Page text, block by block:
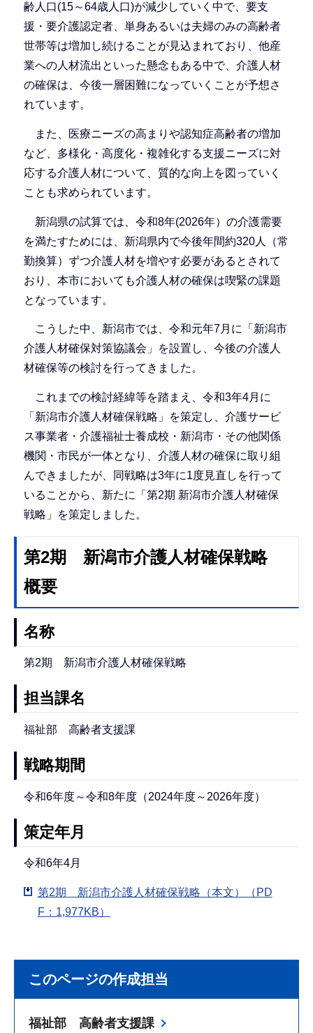
齢人口(15～64歳人口)が減少していく中で、要支
援・要介護認定者、単身あるいは夫婦のみの高齢者
世帯等は増加し続けることが見込まれており、他産
業への人材流出といった懸念もある中で、介護人材
の確保は、今後一層困難になっていくことが予想さ
れています。
また、医療ニーズの高まりや認知症高齢者の増加
など、多様化・高度化・複雑化する支援ニーズに対
応する介護人材について、質的な向上を図っていく
ことも求められています。
新潟県の試算では、令和8年(2026年）の介護需要
を満たすためには、新潟県内で今後年間約320人（常
勤換算）ずつ介護人材を増やす必要があるとされて
おり、本市においても介護人材の確保は喫緊の課題
となっています。
こうした中、新潟市では、令和元年7月に「新潟市
介護人材確保対策協議会」を設置し、今後の介護人
材確保等の検討を行ってきました。
これまでの検討経緯等を踏まえ、令和3年4月に
「新潟市介護人材確保戦略」を策定し、介護サービ
ス事業者・介護福祉士養成校・新潟市・その他関係
機関・市民が一体となり、介護人材の確保に取り組
んできましたが、同戦略は3年に1度見直しを行って
いることから、新たに「第2期 新潟市介護人材確保
戦略」を策定しました。
第2期 新潟市介護人材確保戦略
概要
名称
第2期 新潟市介護人材確保戦略
担当課名
福祉部 高齢者支援課
戦略期間
令和6年度～令和8年度（2024年度～2026年度）
策定年月
令和6年4月
第2期 新潟市介護人材確保戦略（本文）（PD
F：1,977KB）
このページの作成担当
福祉部 高齢者支援課